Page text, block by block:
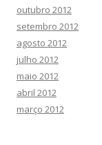
outubro 2012
setembro 2012
agosto 2012
julho 2012
maio 2012
abril 2012
março 2012